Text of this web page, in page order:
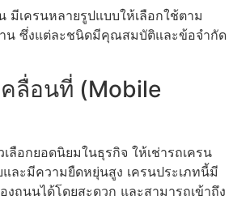
มีเครนหลายรูปแบบให้เลือกใช้ตาม
น ซึ่งแต่ละชนิดมีคุณสมบัติและข้อจำกัด
ลื่อนที่ (Mobile
เลือกยอดนิยมในธุรกิจ ให้เช่ารถเครน
และมีความยืดหยุ่นสูง เครนประเภทนี้มี
ถนนได้โดยสะดวก และสามารถเข้าถึง